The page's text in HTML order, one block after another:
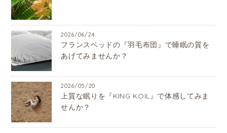
2026/06/24
フランスベッドの『羽毛布団』で睡眠の質を
あげてみませんか？
2026/05/20
上質な眠りを『KING KOIL』で体感してみま
せんか？